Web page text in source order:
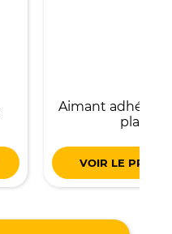
Aimant adhésif
plat
VOIR LE